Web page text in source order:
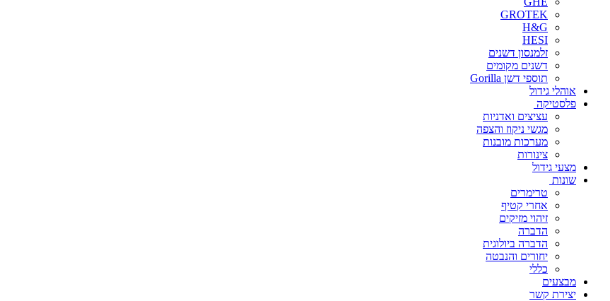
GROTEK
H&G
HESI
זלמנסון דשנים
דשנים מקומים
תוספי דשן Gorilla
אוהלי גידול
פלסטיקה
עציצים ואדניות
מגשי ניקוז והצפה
מערכות מובנות
צינורות
מצעי גידול
שונות
טרימרים
אחרי קטיף
זיהוי מזיקים
הדברה
הדברה ביולוגית
יחורים והנבטה
כללי
מבצעים
יצירת קשר